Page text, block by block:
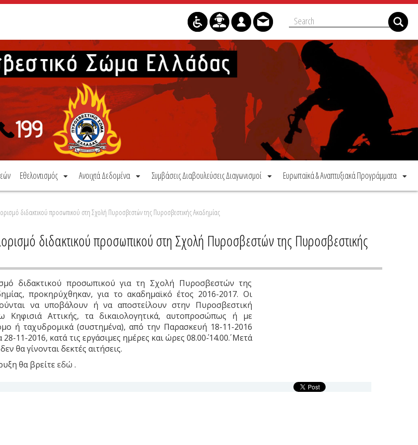
Εθελοντισμός Ανοιχτά Δεδομένα Συμβάσεις Διαβουλεύσεις Διαγωνισμοί Ευρωπαϊκά & Αναπτυξιακά Προγράμματα
διδακτικού προσωπικού στη Σχολή Πυροσβεστών της Πυροσβεστικής Ακαδημίας
διδακτικού προσωπικού στη Σχολή Πυροσβεστών της Πυροσβεστικής
διδακτικού προσωπικού για τη Σχολή Πυροσβεστών της
προκηρύχθηκαν, για το ακαδημαϊκό έτος 2016-2017. Οι
να υποβάλουν ή να αποστείλουν στην Πυροσβεστική
Κηφισιά Αττικής, τα δικαιολογητικά, αυτοπροσώπως ή με
ή ταχυδρομικά (συστημένα), από την Παρασκευή 18-11-2016
11-2016, κατά τις εργάσιμες ημέρες και ώρες 08.00΄-14.00΄. Μετά
θα γίνονται δεκτές αιτήσεις.
θα βρείτεεδώ .